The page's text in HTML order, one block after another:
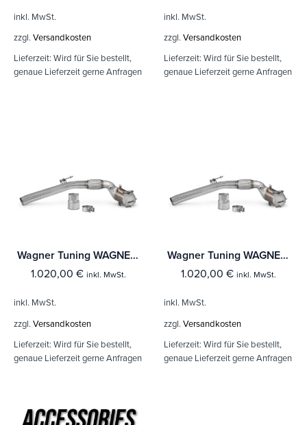
inkl. MwSt.
zzgl. Versandkosten
Lieferzeit: Wird für Sie bestellt,
genaue Lieferzeit gerne Anfragen
inkl. MwSt.
zzgl. Versandkosten
Lieferzeit: Wird für Sie bestellt,
genaue Lieferzeit gerne Anfragen
Wagner Tuning WAGNER Downpipe für VAG 1,8-2,0TSI (Frontantrieb)
1.020,00 € inkl. MwSt.
inkl. MwSt.
zzgl. Versandkosten
Lieferzeit: Wird für Sie bestellt,
genaue Lieferzeit gerne Anfragen
Wagner Tuning WAGNER Downpipe für VAG 1,8-2,0TSI (Frontantrieb)
1.020,00 € inkl. MwSt.
inkl. MwSt.
zzgl. Versandkosten
Lieferzeit: Wird für Sie bestellt,
genaue Lieferzeit gerne Anfragen